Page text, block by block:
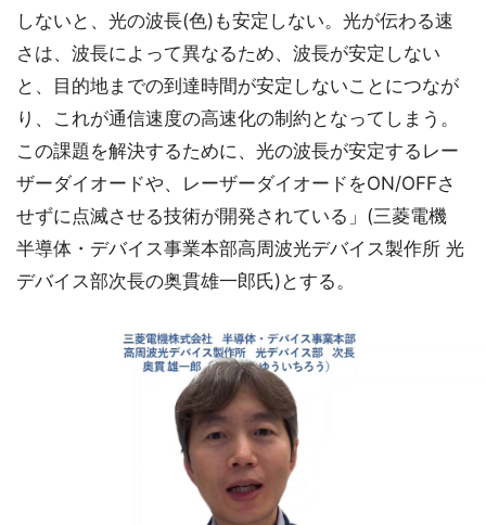
しないと、光の波長(色)も安定しない。光が伝わる速
さは、波長によって異なるため、波長が安定しない
と、目的地までの到達時間が安定しないことにつなが
り、これが通信速度の高速化の制約となってしまう。
この課題を解決するために、光の波長が安定するレー
ザーダイオードや、レーザーダイオードをON/OFFさ
せずに点滅させる技術が開発されている」(三菱電機
半導体・デバイス事業本部高周波光デバイス製作所 光
デバイス部次長の奥貫雄一郎氏)とする。